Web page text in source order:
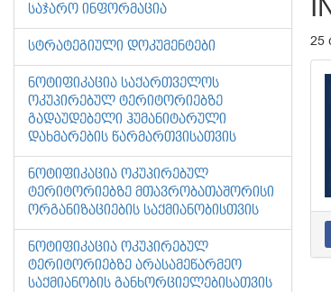
ᲡᲐᲯᲐᲠᲝ ᲘᲜᲤᲝᲠᲛᲐᲪᲘᲐ
ᲡᲢᲠᲐᲢᲔᲒᲘᲣᲚᲘ ᲓᲝᲙᲣᲛᲔᲜᲢᲔᲑᲘ
ᲜᲝᲢᲘᲤᲘᲙᲐᲪᲘᲐ ᲡᲐᲥᲐᲠᲗᲕᲔᲚᲝᲡ
ᲝᲙᲣᲞᲘᲠᲔᲑᲣᲚ ᲢᲔᲠᲘᲢᲝᲠᲘᲔᲑᲖᲔ
ᲒᲐᲓᲐᲣᲓᲔᲑᲔᲚᲘ ᲰᲣᲛᲐᲜᲘᲢᲐᲠᲣᲚᲘ
ᲓᲐᲮᲛᲐᲠᲔᲑᲘᲡ ᲬᲐᲠᲛᲐᲠᲗᲕᲘᲡᲐᲗᲕᲘᲡ
ᲜᲝᲢᲘᲤᲘᲙᲐᲪᲘᲐ ᲝᲙᲣᲞᲘᲠᲔᲑᲣᲚ
ᲢᲔᲠᲘᲢᲝᲠᲘᲔᲑᲖᲔ ᲛᲗᲐᲕᲠᲝᲑᲐᲗᲐᲨᲝᲠᲘᲡᲘ
ᲝᲠᲒᲐᲜᲘᲖᲐᲪᲘᲔᲑᲘᲡ ᲡᲐᲥᲛᲘᲐᲜᲝᲑᲘᲡᲗᲕᲘᲡ
ᲜᲝᲢᲘᲤᲘᲙᲐᲪᲘᲐ ᲝᲙᲣᲞᲘᲠᲔᲑᲣᲚ
ᲢᲔᲠᲘᲢᲝᲠᲘᲔᲑᲖᲔ ᲐᲠᲐᲡᲐᲛᲔᲬᲐᲠᲛᲔᲝ
ᲡᲐᲥᲛᲘᲐᲜᲝᲑᲘᲡ ᲒᲐᲜᲮᲝᲠᲪᲘᲔᲚᲔᲑᲘᲡᲐᲗᲕᲘᲡ
25